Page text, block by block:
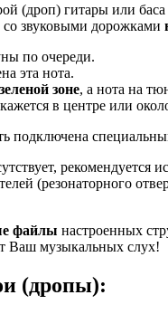
(дроп) гитары или
со звуковыми дорожками
по очереди.
эта нота.
зеленой зоне, а нота на
в центре или
подключена
рекомендуется
(резонаторного
файлы настроенных
Ваш музыкальных слух!
(дропы):